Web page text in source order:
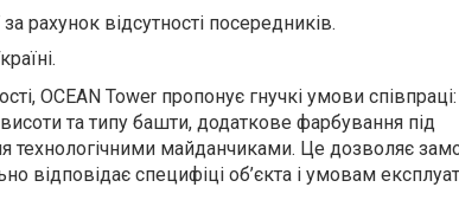
рахунок відсутності посередників.
OCEAN Tower пропонує гнучкі умови співпраці:
та типу башти, додаткове фарбування під
технологічними майданчиками. Це дозволяє
відповідає специфіці об’єкта і умовам